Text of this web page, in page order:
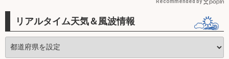
Recommended by
リアルタイム天気＆風波情報